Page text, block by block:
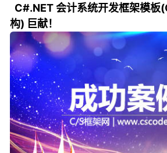
C#.NET 会计系统开发框架模
构) 巨献！